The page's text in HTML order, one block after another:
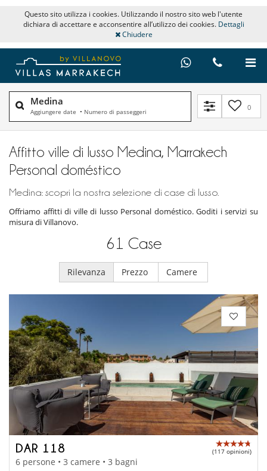
Questo sito utilizza i cookies. Utilizzando il nostro sito web l'utente
dichiara di accettare e acconsentire all’utilizzo dei cookies. Dettagli
Chiudere
Medina
Aggiungere date • Numero di passeggeri 0
Affitto ville di lusso Medina, Marrakech
Personal doméstico
Medina: scopri la nostra selezione di case di lusso.
Offriamo affitti di ville di lusso Personal doméstico. Goditi i servizi su
misura di Villanovo.
61 Case
Rilevanza Prezzo Camere
DAR 118 (117 opinioni)
6 persone • 3 camere • 3 bagni